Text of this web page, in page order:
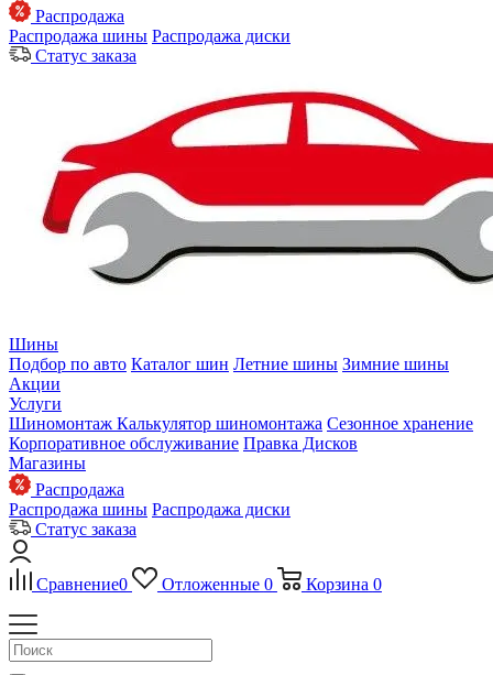
Распродажа
Распродажа шины Распродажа диски
Статус заказа
Шины
Подбор по авто Каталог шин Летние шины Зимние шины
Акции
Услуги
Шиномонтаж Калькулятор шиномонтажа Сезонное хранение
Корпоративное обслуживание Правка Дисков
Магазины
Распродажа
Распродажа шины Распродажа диски
Статус заказа
Сравнение0 Отложенные 0 Корзина 0